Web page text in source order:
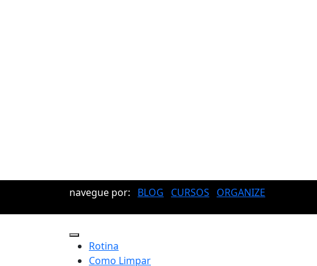
navegue por: BLOG CURSOS ORGANIZE
Rotina
Como Limpar